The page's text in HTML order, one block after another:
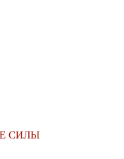
СИЛЫ